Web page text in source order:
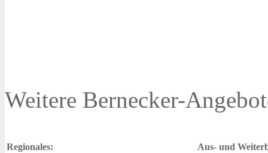
Weitere Bernecker-
Regionales: Aus- und